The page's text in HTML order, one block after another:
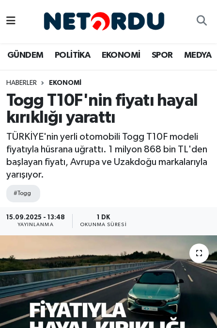
GÜNDEM POLİTİKA EKONOMİ SPOR MEDYA
HABERLER EKONOMİ
Togg T10F'nin fiyatı hayal
kırıklığı yarattı
TÜRKİYE'nin yerli otomobili Togg T10F modeli
fiyatıyla hüsrana uğrattı. 1 milyon 868 bin TL'den
başlayan fiyatı, Avrupa ve Uzakdoğu markalarıyla
yarışıyor.
#Togg
15.09.2025 - 13:48
YAYINLANMA
1 DK
OKUNMA SÜRESI
DÜNYA
EĞİTİM
EKONOMİ
EMLAK
KADIN
KULTUR-SANAT
MAGAZİN
MEDYA
Namaz Vakitleri
Trafik Durumu
Süper Lig Puan Durumu ve Fikstür
Tüm Manşetler